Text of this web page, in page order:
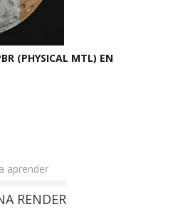
(PHYSICAL MTL) EN
aprender
RENDER